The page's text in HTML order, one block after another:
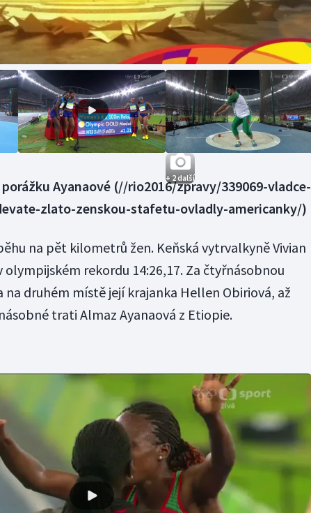
+ 2 další
Ayanaové(//rio2016/zpravy/339069-vladce-
zlato-zenskou-stafetu-ovladly-americanky/)
na pět kilometrů žen. Keňská vytrvalkyně Vivian
olympijském rekordu 14:26,17. Za čtyřnásobnou
na druhém místě její krajanka Hellen Obiriová, až
trati Almaz Ayanaová z Etiopie.